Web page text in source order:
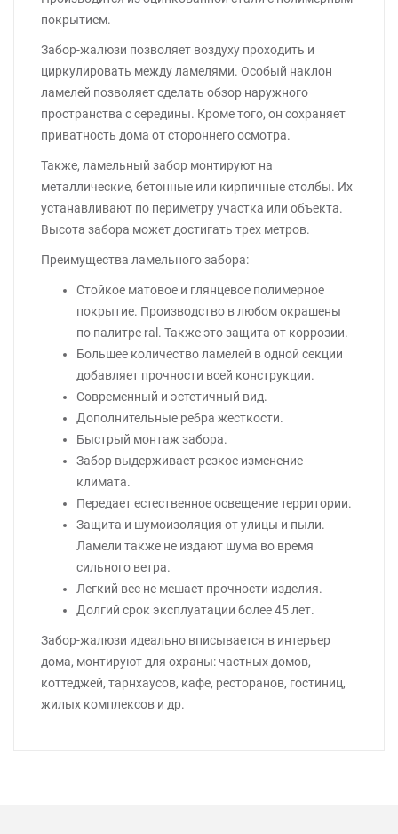
покрытием.
Забор-жалюзи позволяет воздуху проходить и
циркулировать между ламелями. Особый наклон
ламелей позволяет сделать обзор наружного
пространства с середины. Кроме того, он сохраняет
приватность дома от стороннего осмотра.
Также, ламельный забор монтируют на
металлические, бетонные или кирпичные столбы. Их
устанавливают по периметру участка или объекта.
Высота забора может достигать трех метров.
Преимущества ламельного забора:
Стойкое матовое и глянцевое полимерное
покрытие. Производство в любом окрашены
по палитре ral. Также это защита от коррозии.
Большее количество ламелей в одной секции
добавляет прочности всей конструкции.
Современный и эстетичный вид.
Дополнительные ребра жесткости.
Быстрый монтаж забора.
Забор выдерживает резкое изменение
климата.
Передает естественное освещение территории.
Защита и шумоизоляция от улицы и пыли.
Ламели также не издают шума во время
сильного ветра.
Легкий вес не мешает прочности изделия.
Долгий срок эксплуатации более 45 лет.
Забор-жалюзи идеально вписывается в интерьер
дома, монтируют для охраны: частных домов,
коттеджей, тарнхаусов, кафе, ресторанов, гостиниц,
жилых комплексов и др.